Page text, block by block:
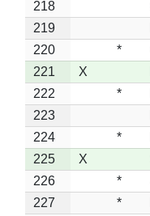
218
219
220
*
221
X
222
*
223
224
*
225
X
226
*
227
*